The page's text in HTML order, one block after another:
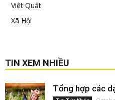
Việt Quất
Xã Hội
TIN XEM NHIỀU
Tổng hợp các